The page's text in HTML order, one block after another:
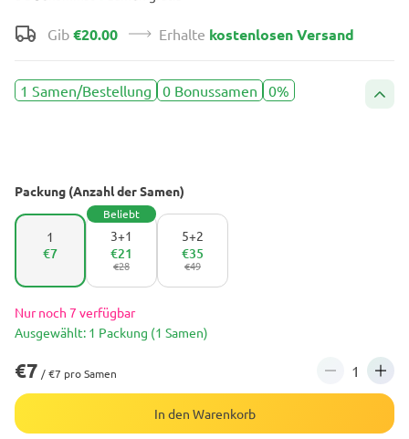
Gib €20.00 Erhalte kostenlosen Versand
1 Samen/Bestellung 0 Bonussamen 0%
Packung (Anzahl der Samen)
1
€7
3+1
Beliebt
€28
€21
5+2
€49
€35
Nur noch 7 verfügbar
Ausgewählt: 1 Packung (1 Samen)
€7 / €7 pro Samen
In den Warenkorb